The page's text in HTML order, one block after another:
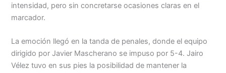
intensidad, pero sin concretarse ocasiones claras en el
marcador.
La emoción llegó en la tanda de penales, donde el equipo
dirigido por Javier Mascherano se impuso por 5-4. Jairo
Vélez tuvo en sus pies la posibilidad de mantener la